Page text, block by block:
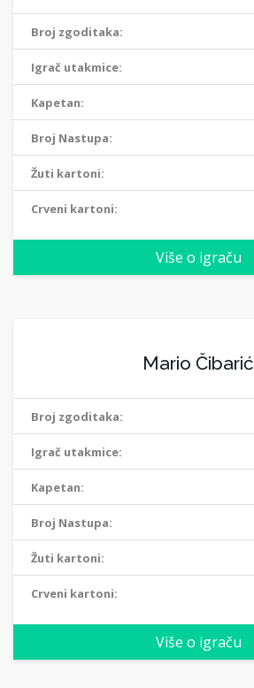
Broj zgoditaka:
Igrač utakmice:
Kapetan:
Broj Nastupa:
Žuti kartoni:
Crveni kartoni:
Više o igraču
Mario Čibarić
Broj zgoditaka:
Igrač utakmice:
Kapetan:
Broj Nastupa:
Žuti kartoni:
Crveni kartoni:
Više o igraču